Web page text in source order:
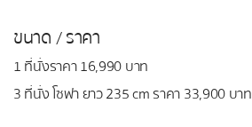
ขนาด / ราคา
1 ที่นั่งราคา 16,990 บาท
3 ที่นั่ง โซฟา ยาว 235 cm ราคา 33,900 บาท